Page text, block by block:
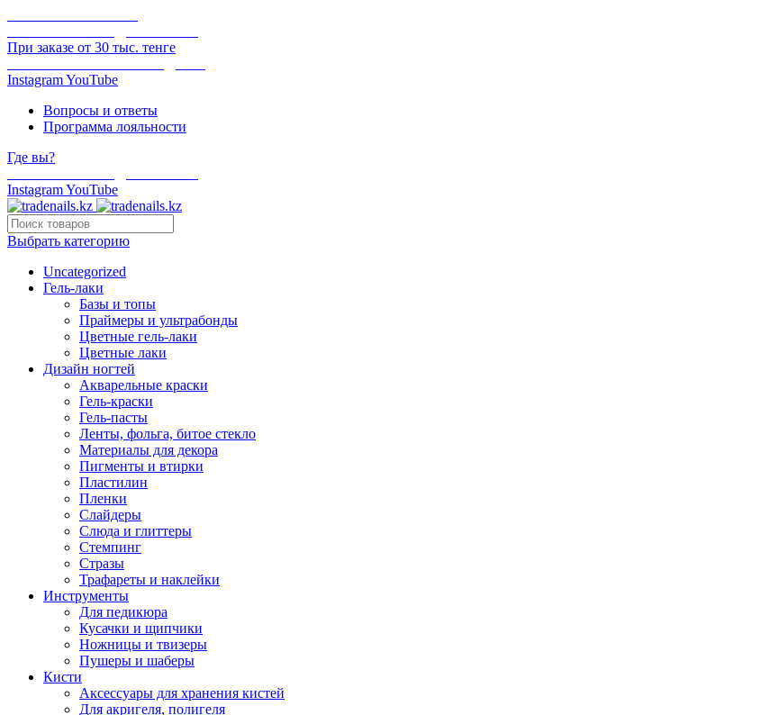
При заказе от 30 тыс. тенге
InstagramYouTube
Вопросы и ответы
Программа лояльности
Где вы?
InstagramYouTube
Выбрать категорию
Uncategorized
Гель-лаки
Базы и топы
Праймеры и ультрабонды
Цветные гель-лаки
Цветные лаки
Дизайн ногтей
Акварельные краски
Гель-краски
Гель-пасты
Ленты, фольга, битое стекло
Материалы для декора
Пигменты и втирки
Пластилин
Пленки
Слайдеры
Слюда и глиттеры
Стемпинг
Стразы
Трафареты и наклейки
Инструменты
Для педикюра
Кусачки и щипчики
Ножницы и твизеры
Пушеры и шаберы
Кисти
Аксессуары для хранения кистей
Для акригеля, полигеля